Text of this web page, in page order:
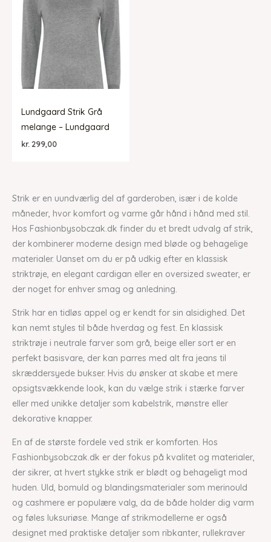
Lundgaard Strik Grå
melange – Lundgaard
kr. 299,00
Strik er en uundværlig del af garderoben, især i de kolde
måneder, hvor komfort og varme går hånd i hånd med stil.
Hos Fashionbysobczak.dk finder du et bredt udvalg af strik,
der kombinerer moderne design med bløde og behagelige
materialer. Uanset om du er på udkig efter en klassisk
striktrøje, en elegant cardigan eller en oversized sweater, er
der noget for enhver smag og anledning.
Strik har en tidløs appel og er kendt for sin alsidighed. Det
kan nemt styles til både hverdag og fest. En klassisk
striktrøje i neutrale farver som grå, beige eller sort er en
perfekt basisvare, der kan parres med alt fra jeans til
skræddersyede bukser. Hvis du ønsker at skabe et mere
opsigtsvækkende look, kan du vælge strik i stærke farver
eller med unikke detaljer som kabelstrik, mønstre eller
dekorative knapper.
En af de største fordele ved strik er komforten. Hos
Fashionbysobczak.dk er der fokus på kvalitet og materialer,
der sikrer, at hvert stykke strik er blødt og behageligt mod
huden. Uld, bomuld og blandingsmaterialer som merinould
og cashmere er populære valg, da de både holder dig varm
og føles luksuriøse. Mange af strikmodellerne er også
designet med praktiske detaljer som ribkanter, rullekraver